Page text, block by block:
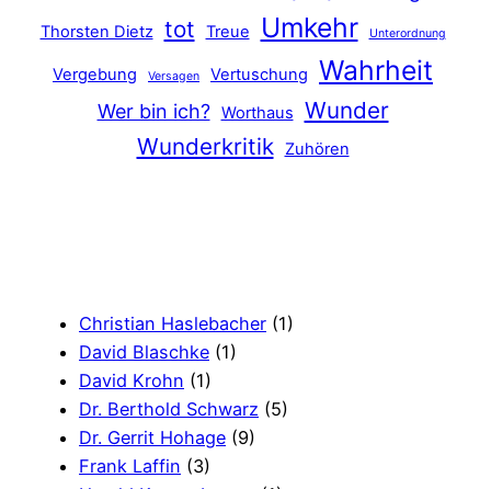
Thorsten Dietz tot Treue Umkehr Unterordnung
Vergebung Versagen Vertuschung Wahrheit
Wer bin ich? Worthaus
Wunder
Wunderkritik
Zuhören
Christian Haslebacher (1)
David Blaschke (1)
David Krohn (1)
Dr. Berthold Schwarz (5)
Dr. Gerrit Hohage (9)
Frank Laffin (3)